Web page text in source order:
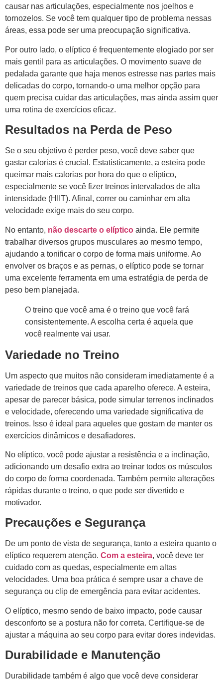
causar nas articulações, especialmente nos joelhos e
tornozelos. Se você tem qualquer tipo de problema nessas
áreas, essa pode ser uma preocupação significativa.
Por outro lado, o elíptico é frequentemente elogiado por ser
mais gentil para as articulações. O movimento suave de
pedalada garante que haja menos estresse nas partes mais
delicadas do corpo, tornando-o uma melhor opção para
quem precisa cuidar das articulações, mas ainda assim quer
uma rotina de exercícios eficaz.
Resultados na Perda de Peso
Se o seu objetivo é perder peso, você deve saber que
gastar calorias é crucial. Estatisticamente, a esteira pode
queimar mais calorias por hora do que o elíptico,
especialmente se você fizer treinos intervalados de alta
intensidade (HIIT). Afinal, correr ou caminhar em alta
velocidade exige mais do seu corpo.
No entanto, não descarte o elíptico ainda. Ele permite
trabalhar diversos grupos musculares ao mesmo tempo,
ajudando a tonificar o corpo de forma mais uniforme. Ao
envolver os braços e as pernas, o elíptico pode se tornar
uma excelente ferramenta em uma estratégia de perda de
peso bem planejada.
O treino que você ama é o treino que você fará
consistentemente. A escolha certa é aquela que
você realmente vai usar.
Variedade no Treino
Um aspecto que muitos não consideram imediatamente é a
variedade de treinos que cada aparelho oferece. A esteira,
apesar de parecer básica, pode simular terrenos inclinados
e velocidade, oferecendo uma variedade significativa de
treinos. Isso é ideal para aqueles que gostam de manter os
exercícios dinâmicos e desafiadores.
No elíptico, você pode ajustar a resistência e a inclinação,
adicionando um desafio extra ao treinar todos os músculos
do corpo de forma coordenada. Também permite alterações
rápidas durante o treino, o que pode ser divertido e
motivador.
Precauções e Segurança
De um ponto de vista de segurança, tanto a esteira quanto o
elíptico requerem atenção. Com a esteira, você deve ter
cuidado com as quedas, especialmente em altas
velocidades. Uma boa prática é sempre usar a chave de
segurança ou clip de emergência para evitar acidentes.
O elíptico, mesmo sendo de baixo impacto, pode causar
desconforto se a postura não for correta. Certifique-se de
ajustar a máquina ao seu corpo para evitar dores indevidas.
Durabilidade e Manutenção
Durabilidade também é algo que você deve considerar